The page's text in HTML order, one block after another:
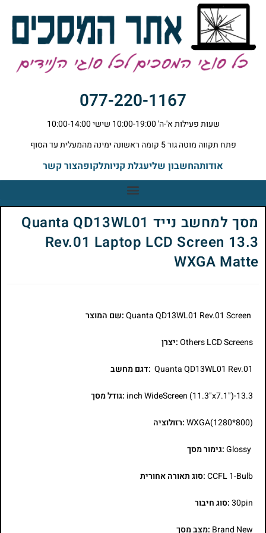
077-220-1167
שעות פעילות א'-ה' 10:00-19:00 שישי 10:00-14:00
פתח תקווה מוטה גור 5 קומה ראשונה ימינה מהמעלית עד הסוף
אודותהחשבון שליעגלת קניותלקופהצור קשר
מסך למחשב נייד Quanta QD13WL01
Rev.01 Laptop LCD Screen 13.3
WXGA Matte
:שם המוצר
Others LCD Screens:יצרן
Quanta QD13WL01 Rev.01 :דגם מחשב
13.3-inch WideScreen (11.3"x7.1") :גודל מסך
WXGA(1280*800):רזולוציה
Glossy:גימור מסך
CCFL 1-Bulb:סוג תאורה אחורית
30pin:סוג חיבור
Brand New :מצב מסך